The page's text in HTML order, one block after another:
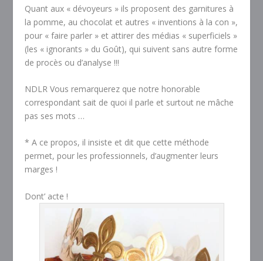
Quant aux « dévoyeurs » ils proposent des garnitures à
la pomme, au chocolat et autres « inventions à la con »,
pour « faire parler » et attirer des médias « superficiels »
(les « ignorants » du Goût), qui suivent sans autre forme
de procès ou d’analyse !!!
NDLR Vous remarquerez que notre honorable
correspondant sait de quoi il parle et surtout ne mâche
pas ses mots …
* A ce propos, il insiste et dit que cette méthode
permet, pour les professionnels, d’augmenter leurs
marges !
Dont’ acte !